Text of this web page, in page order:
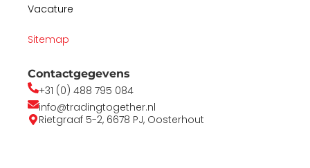
Vacature
Sitemap
Contactgegevens
+31 (0) 488 795 084
info@tradingtogether.nl
Rietgraaf 5-2, 6678 PJ, Oosterhout